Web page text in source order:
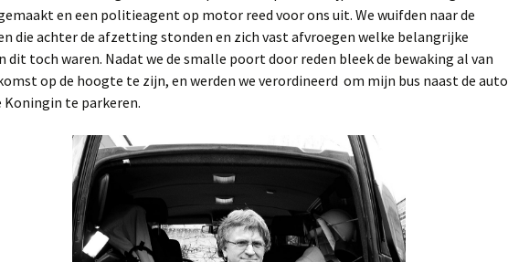
en een politieagent op motor reed voor ons uit. We wuifden naar de
die achter de afzetting stonden en zich vast afvroegen welke belangrijke
dit toch waren. Nadat we de smalle poort door reden bleek de bewaking al van
op de hoogte te zijn, en werden we verordineerd om mijn bus naast de auto
Koningin te parkeren.